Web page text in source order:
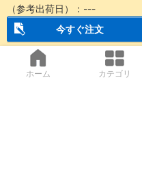
（参考出荷日）： ---
今すぐ注文
ホーム カテゴリ